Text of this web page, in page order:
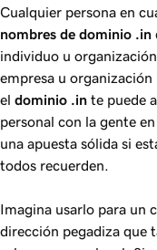
Cualquier persona en
nombres de dominio .in
individuo u
empresa u
el dominio .in te puede
personal con la gente
una apuesta sólida si
todos recuerden.
Imagina usarlo para un
dirección pegadiza que